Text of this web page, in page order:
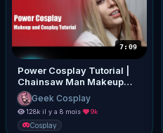
7:09
Power Cosplay Tutorial |
Chainsaw Man Makeup
Tutorial
Geek Cosplay
128k·il y a 8 mois· 9k
Cosplay